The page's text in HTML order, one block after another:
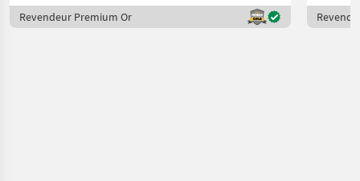
Revendeur Premium Or